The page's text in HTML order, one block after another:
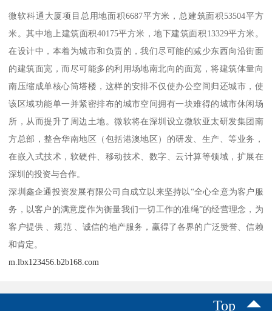
微软科通大厦项目总用地面积6687平方米，总建筑面积53504平方
米。其中地上建筑面积40175平方米，地下建筑面积13329平方米。
在设计中，本着为城市和负责的，我们尽可能的减少东西向沿街面
的建筑面宽，而尽可能多的利用场地南北向的面宽，将建筑体量向
南压缩成单核心筒塔楼，这样的安排不仅使办公空间归还城市，使
该区域功能单一并紧密排布的城市空间拥有一块难得的城市休闲场
所，从而提升了周边土地。微软将在深圳设立微软亚太研发集团南
方总部，整合华南地区（包括港澳地区）的研发、生产、等业务，
在嵌入式技术，软硬件、移动技术、数字、云计算等领域，扩展在
深圳的投资与合作。
深圳鑫企通投资发展有限公司自成立以来坚持以“全心全意为客户服
务，以客户的满意度作为衡量我们一切工作的准绳”的经营理念，为
客户提供 、规范 、诚信的地产服务，赢得了各界的广泛赞誉、信赖
和肯定。
m.lbx123456.b2b168.com
Top